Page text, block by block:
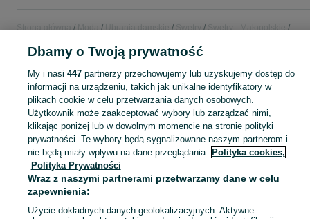
Strona główna Moda Ubrania damskie Swetry
Swetry - Małopolskie
KATEGORIA
Szeroki wybór swetrów damskich Oświęcim ▶️ wełniane, kaszmirowe, oversize i kolorowe ✅ Nowe i używane w dobrych cenach ✌ Sprawdź oferty na OLX.pl! Zobacz
Mapa kategorii
Mapa miejscowości
Mapa ministron
Dbamy o Twoją prywatność
My i nasi 447partnerzy przechowujemy lub uzyskujemy dostęp do
informacji na urządzeniu, takich jak unikalne identyfikatory w
plikach cookie w celu przetwarzania danych osobowych.
Użytkownik może zaakceptować wybory lub zarządzać nimi,
klikając poniżej lub w dowolnym momencie na stronie polityki
prywatności. Te wybory będą sygnalizowane naszym partnerom i
nie będą miały wpływu na dane przeglądania. Polityka cookies,
Polityka Prywatności
Wraz z naszymi partnerami przetwarzamy dane w celu
zapewnienia:
Użycie dokładnych danych geolokalizacyjnych. Aktywne